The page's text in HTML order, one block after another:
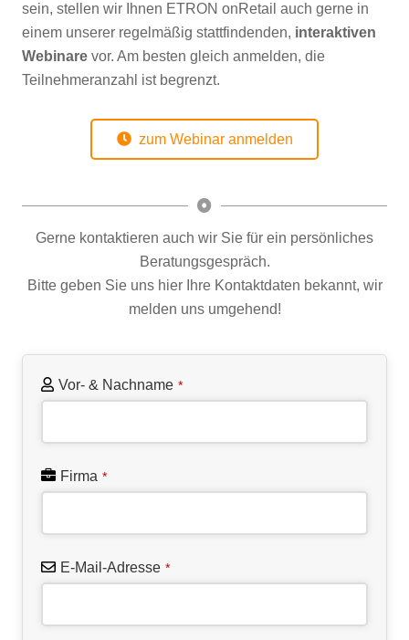
sein, stellen wir Ihnen ETRON onRetail auch gerne in
einem unserer regelmäßig stattfindenden, interaktiven
Webinare vor. Am besten gleich anmelden, die
Teilnehmeranzahl ist begrenzt.
zum Webinar anmelden
Gerne kontaktieren auch wir Sie für ein persönliches
Beratungsgespräch.
Bitte geben Sie uns hier Ihre Kontaktdaten bekannt, wir
melden uns umgehend!
Vor- & Nachname *
Firma *
E-Mail-Adresse *